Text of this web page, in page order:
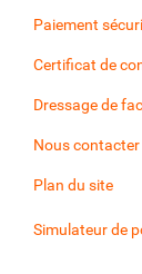
Paiement
Certificat de
Dressage de
Nous contacter
Plan du site
Simulateur de